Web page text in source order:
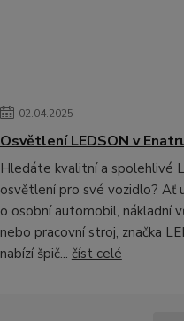
02.04.2025
Osvětlení LEDSON v
Hledáte kvalitní a spolehlivé
osvětlení pro své vozidlo? Ať
o osobní automobil, nákladní
nebo pracovní stroj, značka
nabízí špič... číst celé